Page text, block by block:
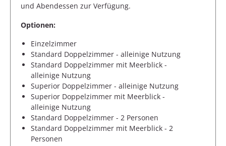
und Abendessen zur Verfügung.
Optionen:
Einzelzimmer
Standard Doppelzimmer - alleinige Nutzung
Standard Doppelzimmer mit Meerblick -
alleinige Nutzung
Superior Doppelzimmer - alleinige Nutzung
Superior Doppelzimmer mit Meerblick -
alleinige Nutzung
Standard Doppelzimmer - 2 Personen
Standard Doppelzimmer mit Meerblick - 2
Personen